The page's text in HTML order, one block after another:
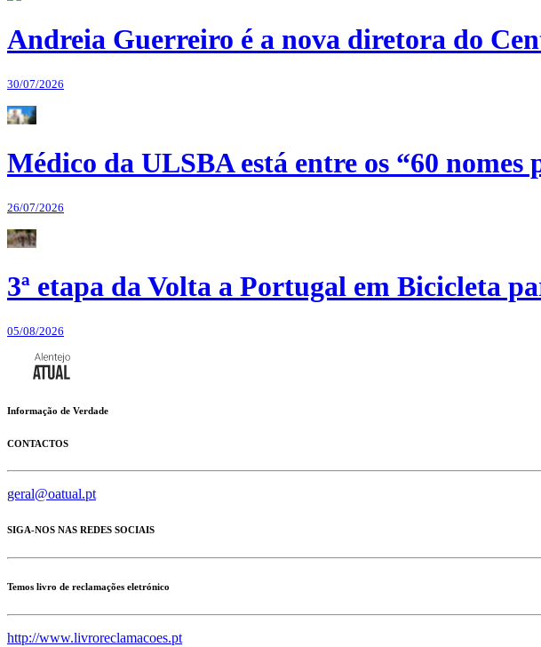
Andreia Guerreiro é a nova diretora do
30/07/2026
Médico da ULSBA está entre os “60
26/07/2026
3ª etapa da Volta a Portugal em Bicicleta
05/08/2026
Informação de Verdade
CONTACTOS
geral@oatual.pt
SIGA-NOS NAS REDES SOCIAIS
Temos livro de reclamações eletrónico
http://www.livroreclamacoes.pt